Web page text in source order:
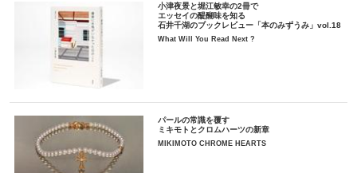
小津夜景と堀江敏幸の2冊で
エッセイの醍醐味を知る
石井千湖のブックレビュー「本のみずうみ」vol.18
What Will You Read Next ?
パールの常識を覆す
ミキモトとクロムハーツの新章
MIKIMOTO CHROME HEARTS